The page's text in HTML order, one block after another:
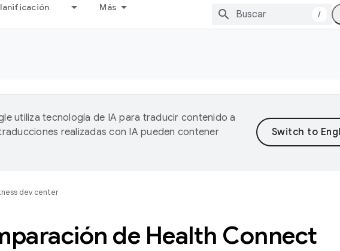
Más
/
utiliza tecnología de IA para traducir contenido a
realizadas con IA pueden contener
dev center
de Health Connect